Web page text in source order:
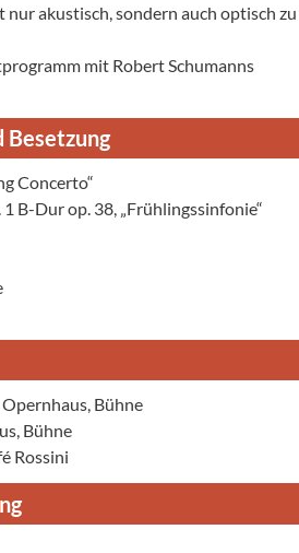
akustisch, sondern auch optisch
mit Robert Schumanns
Besetzung
Concerto“
B-Dur op. 38, „Frühlingssinfonie“
Bühne
Bühne
Rossini